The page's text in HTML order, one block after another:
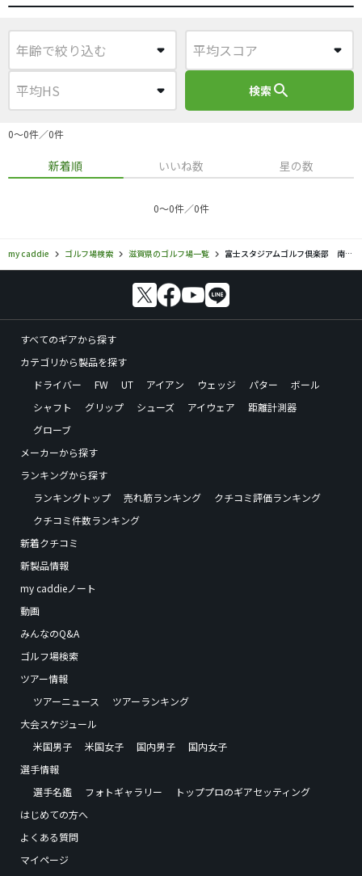
検索search
0〜0件／0件
新着順 いいね数 星の数
0〜0件／0件
my caddie ゴルフ場検索 滋賀県のゴルフ場一覧 富士スタジアムゴルフ倶楽部 南コース
すべてのギアから探す
カテゴリから製品を探す
ドライバー
FW UT アイアン ウェッジ パター
ボール
シャフト
グリップ シューズ アイウェア
距離計測器
グローブ
メーカーから探す
ランキングから探す
ランキングトップ
売れ筋ランキング
クチコミ評価ランキング
クチコミ件数ランキング
新着クチコミ
新製品情報
my caddieノート
動画
みんなのQ&A
ゴルフ場検索
ツアー情報
ツアーニュース
ツアーランキング
大会スケジュール
米国男子
米国女子 国内男子
国内女子
選手情報
選手名鑑
フォトギャラリー
トッププロのギアセッティング
はじめての方へ
よくある質問
マイページ